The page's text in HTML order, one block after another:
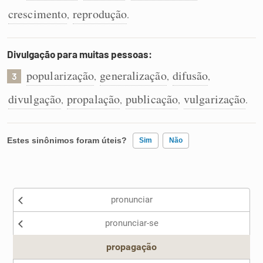
Caça-palavras
Dicionário
Sinônimos
crescimento, reprodução.
Divulgação para muitas pessoas:
3 popularização, generalização, difusão,
divulgação, propalação, publicação, vulgarização.
Estes sinônimos foram úteis? Sim Não
Nenhum dos sinônimos apresentados me ajudou
pronunciar
pronunciar-se
propagação